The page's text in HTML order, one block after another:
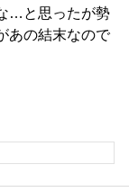
…と思ったが勢
あの結末なので